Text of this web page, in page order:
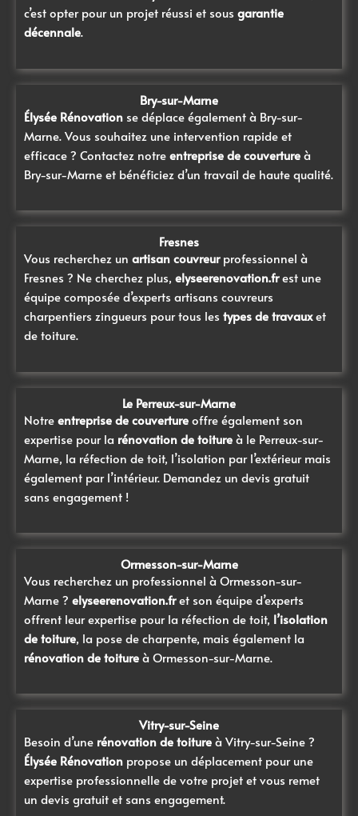
c’est opter pour un projet réussi et sous garantie
décennale.
Bry-sur-Marne
Élysée Rénovation se déplace également à Bry-sur-
Marne. Vous souhaitez une intervention rapide et
efficace ? Contactez notre entreprise de couverture à
Bry-sur-Marne et bénéficiez d’un travail de haute qualité.
Fresnes
Vous recherchez un artisan couvreurprofessionnel à
Fresnes ? Ne cherchez plus, elyseerenovation.frest une
équipe composée d’experts artisans couvreurs
charpentiers zingueurs pour tous les types de travauxet
de toiture.
Le Perreux-sur-Marne
Notre entreprise de couverture offre également son
expertise pour la rénovation de toiture à le Perreux-sur-
Marne, la réfection de toit, l’isolation par l’extérieur mais
également par l’intérieur. Demandez un devis gratuit
sans engagement !
Ormesson-sur-Marne
Vous recherchez un professionnel à Ormesson-sur-
Marne ? elyseerenovation.fret son équipe d’experts
offrent leur expertise pour la réfection de toit, l’isolation
de toiture, la pose de charpente, mais également la
rénovation de toiture à Ormesson-sur-Marne.
Vitry-sur-Seine
Besoin d’une rénovation de toiture à Vitry-sur-Seine ?
Élysée Rénovation propose un déplacement pour une
expertise professionnelle de votre projet et vous remet
un devis gratuit et sans engagement.